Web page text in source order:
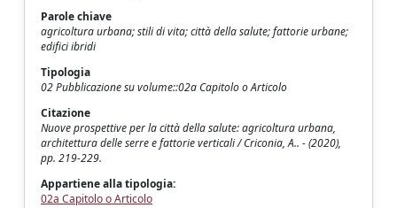
Parole chiave
agricoltura urbana; stili di vita; città della salute; fattorie urbane;
edifici ibridi
Tipologia
02 Pubblicazione su volume::02a Capitolo o Articolo
Citazione
Nuove prospettive per la città della salute: agricoltura urbana,
architettura delle serre e fattorie verticali / Criconia, A.. - (2020),
pp. 219-229.
Appartiene alla tipologia:
02a Capitolo o Articolo